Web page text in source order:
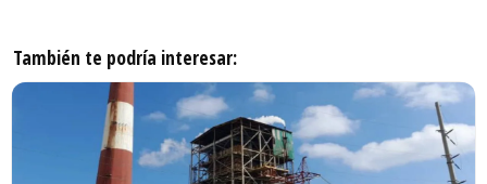
También te podría interesar: